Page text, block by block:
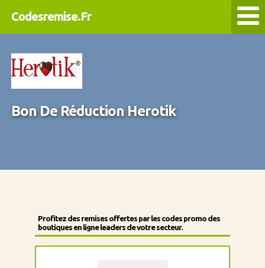
Codesremise.Fr
Bon De Réduction Herotik
Profitez des remises offertes par les codes promo des
boutiques en ligne leaders de votre secteur.